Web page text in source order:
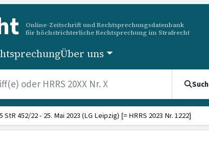
Online-Zeitschrift und Rechtsprechungsdatenbank
für höchstrichterliche Rechtsprechung im Strafrecht
Über uns
StR 452/22 - 25. Mai 2023 (LG Leipzig) [= HRRS 2023 Nr. 1222]